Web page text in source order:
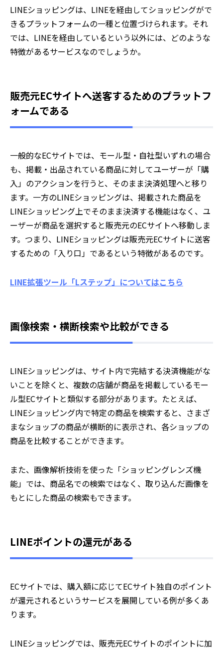
LINEショッピングは、LINEを経由してショッピングがで
きるプラットフォームの一種と位置づけられます。それ
では、LINEを経由しているという以外には、どのような
特徴があるサービスなのでしょうか。
販売元ECサイトへ送客するためのプラットフ
ォームである
一般的なECサイトでは、モール型・自社型いずれの場合
も、掲載・出品されている商品に対してユーザーが「購
入」のアクションを行うと、そのまま決済処理へと移り
ます。一方のLINEショッピングは、掲載された商品を
LINEショッピング上でそのまま決済する機能はなく、ユ
ーザーが商品を選択すると販売元のECサイトへ移動しま
す。つまり、LINEショッピングは販売元ECサイトに送客
するための「入り口」であるという特徴があるのです。
LINE拡張ツール「Lステップ」についてはこちら
画像検索・横断検索や比較ができる
LINEショッピングは、サイト内で完結する決済機能がな
いことを除くと、複数の店舗が商品を掲載しているモー
ル型ECサイトと類似する部分があります。たとえば、
LINEショッピング内で特定の商品を検索すると、さまざ
まなショップの商品が横断的に表示され、各ショップの
商品を比較することができます。
また、画像解析技術を使った「ショッピングレンズ機
能」では、商品名での検索ではなく、取り込んだ画像を
もとにした商品の検索もできます。
LINEポイントの還元がある
ECサイトでは、購入額に応じてECサイト独自のポイント
が還元されるというサービスを展開している例が多くあ
ります。
LINEショッピングでは、販売元ECサイトのポイントに加